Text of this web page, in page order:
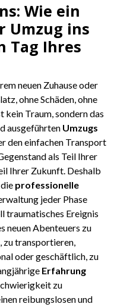
Wie ein
Umzug ins
Tag Ihres
neuen Zuhause oder
ohne Schäden, ohne
kein Traum, sondern das
ausgeführten Umzugs
den einfachen Transport
als Teil Ihrer
Ihrer Zukunft. Deshalb
professionelle
jeder Phase
traumatisches Ereignis
neuen Abenteuers zu
zu transportieren,
oder geschäftlich, zu
Erfahrung
zu
reibungslosen und